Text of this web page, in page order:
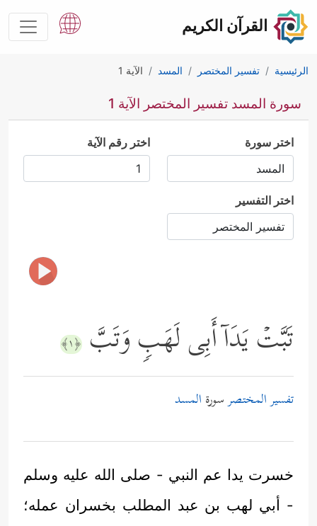
القرآن الكريم
الرئيسية تفسير المختصر المسد الآية 1
سورة المسد تفسير المختصر الآية 1
اختر سورة اختر رقم الآية
اختر التفسير
تَبَّتۡ یَدَاۤ أَبِی لَهَبࣲ وَتَبَّ ﴿١﴾
تفسير المختصرسورة المسد
خسرت يدا عم النبي - صلى الله عليه وسلم
- أبي لهب بن عبد المطلب بخسران عمله؛